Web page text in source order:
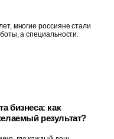
многие россияне стали
а специальности.
бизнеса: как
результат?